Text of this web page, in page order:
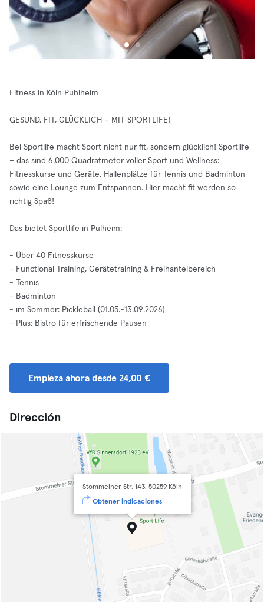
Fitness in Köln Puhlheim
GESUND, FIT, GLÜCKLICH – MIT SPORTLIFE!
Bei Sportlife macht Sport nicht nur fit, sondern glücklich! Sportlife
– das sind 6.000 Quadratmeter voller Sport und Wellness:
Fitnesskurse und Geräte, Hallenplätze für Tennis und Badminton
sowie eine Lounge zum Entspannen. Hier macht fit werden so
richtig Spaß!
Das bietet Sportlife in Pulheim:
- Über 40 Fitnesskurse
- Functional Training, Gerätetraining & Freihantelbereich
- Tennis
- Badminton
- im Sommer: Pickleball (01.05.-13.09.2026)
- Plus: Bistro für erfrischende Pausen
Empieza ahora desde 24,00 €
Dirección
Stommelner Str. 143, 50259 Köln
Obtener indicaciones